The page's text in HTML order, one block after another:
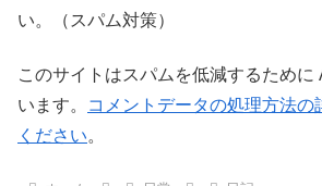
い。（スパム対策）
このサイトはスパムを低減するために
います。
コメントデータの処理方法の
ください。